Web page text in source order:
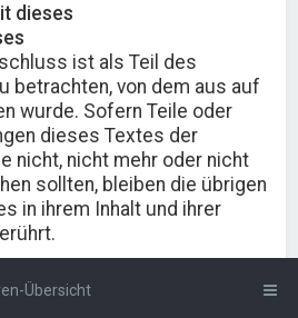
dieses
ist als Teil des
betrachten, von dem aus auf
wurde. Sofern Teile oder
dieses Textes der
nicht, nicht mehr oder nicht
sollten, bleiben die übrigen
in ihrem Inhalt und ihrer
Übersicht